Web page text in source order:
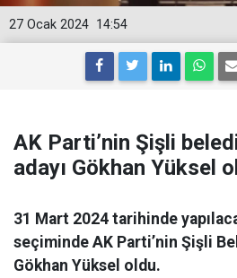
14:54
27 Ocak 2024
AK Parti’nin Şişli
adayı Gökhan Yüksel
31 Mart 2024 tarihinde
seçiminde AK Parti’nin Şişli
Gökhan Yüksel oldu.